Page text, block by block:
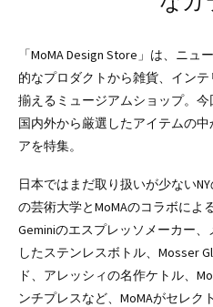
「MoMA Design Store」は、ニュ
的なプロダクトから雑貨、イン
揃えるミュージアムショップ。
国内外から厳選したアイテムの
アを特集。
日本ではまだ取り扱いが少ない
の芸術大学とMoMAのコラボによ
Geminiのエスプレッソメーカー
したステンレスボトル、Mosser
ド、アレッシィの名作ケトル、
ンチプレスなど、MoMAがセレク